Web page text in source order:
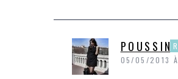
POUSSINE
05/05/2013